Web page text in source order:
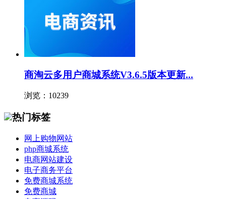
商淘云多用户商城系统V3.6.5版本更新...
浏览：10239
热门标签
网上购物网站
php商城系统
电商网站建设
电子商务平台
免费商城系统
免费商城